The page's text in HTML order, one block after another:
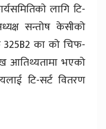
लागि टि-
सन्तोष केसीको
325B2 का को चिफ-
आतिथ्यतामा भएको
टि-सर्ट वितरण